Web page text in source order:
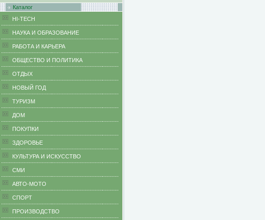
Каталог
HI-TECH
НАУКА И ОБРАЗОВАНИЕ
РАБОТА И КАРЬЕРА
ОБЩЕСТВО И ПОЛИТИКА
ОТДЫХ
НОВЫЙ ГОД
ТУРИЗМ
ДОМ
ПОКУПКИ
ЗДОРОВЬЕ
КУЛЬТУРА И ИСКУССТВО
СМИ
АВТО-МОТО
СПОРТ
ПРОИЗВОДСТВО